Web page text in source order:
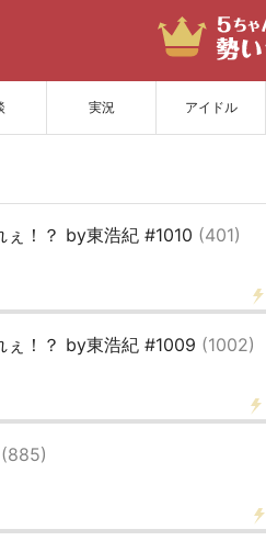
実況 アイドル
ぇ！？ by東浩紀 #1010 (401)
ぇ！？ by東浩紀 #1009 (1002)
(885)